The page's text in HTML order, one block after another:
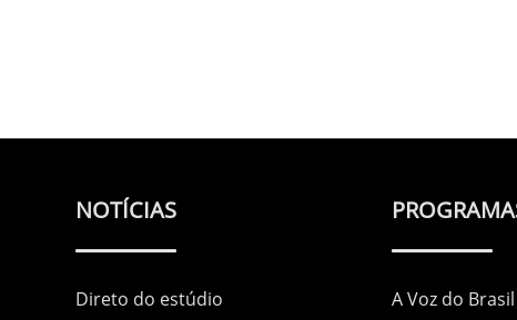
NOTÍCIAS
Direto do estúdio
A Voz do Brasil